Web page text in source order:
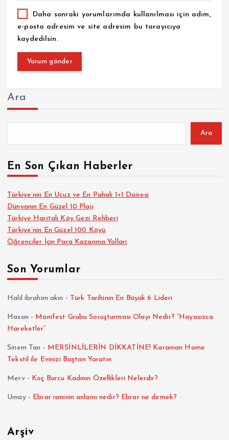
Daha sonraki yorumlarımda kullanılması için adım,
e-posta adresim ve site adresim bu tarayıcıya
kaydedilsin.
Ara
Ara
En Son Çıkan Haberler
Türkiye’nin En Ucuz ve En Pahalı 1+1 Dairesi
Dünyanın En Güzel 10 Plajı
Türkiye Haritalı Köy Gezi Rehberi
Türkiye’nin En Güzel 100 Köyü
Öğrenciler İçin Para Kazanma Yolları
Son Yorumlar
Halil ibrahim akın - Türk Tarihinin En Büyük 6 Lideri
Hasan - Manifest Grubu Soruşturması Olayı Nedir? “Hayasızca
Hareketler”
Sinem Tan - MERSİNLİLERİN DİKKATİNE! Karaman Home
Tekstil ile Evinizi Baştan Yaratın
Merv- Koç Burcu Kadının Özellikleri Nelerdir?
Umay- Ebrar isminin anlamı nedir? Ebrar ne demek?
Arşiv